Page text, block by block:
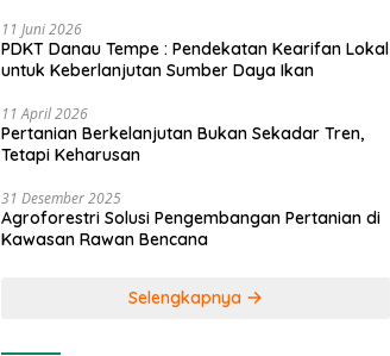
11 Juni 2026
PDKT Danau Tempe : Pendekatan Kearifan Lokal
untuk Keberlanjutan Sumber Daya Ikan
11 April 2026
Pertanian Berkelanjutan Bukan Sekadar Tren,
Tetapi Keharusan
31 Desember 2025
Agroforestri Solusi Pengembangan Pertanian di
Kawasan Rawan Bencana
Selengkapnya